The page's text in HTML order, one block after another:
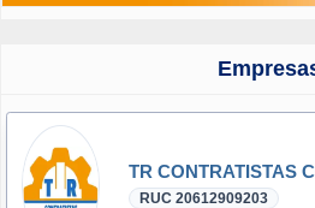
RUC 20612909203